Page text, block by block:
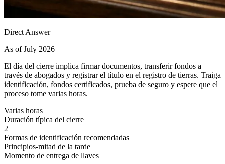
Direct Answer
As of July 2026
El día del cierre implica firmar documentos, transferir fondos a
través de abogados y registrar el título en el registro de tierras. Traiga
identificación, fondos certificados, prueba de seguro y espere que el
proceso tome varias horas.
Varias horas
Duración típica del cierre
2
Formas de identificación recomendadas
Principios-mitad de la tarde
Momento de entrega de llaves